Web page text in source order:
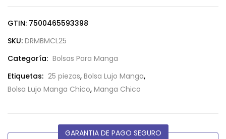
GTIN: 7500465593398
SKU: DRMBMCL25
Categoría: Bolsas Para Manga
Etiquetas: 25 piezas, Bolsa Lujo Manga,
Bolsa Lujo Manga Chico, Manga Chico
GARANTIA DE PAGO SEGURO